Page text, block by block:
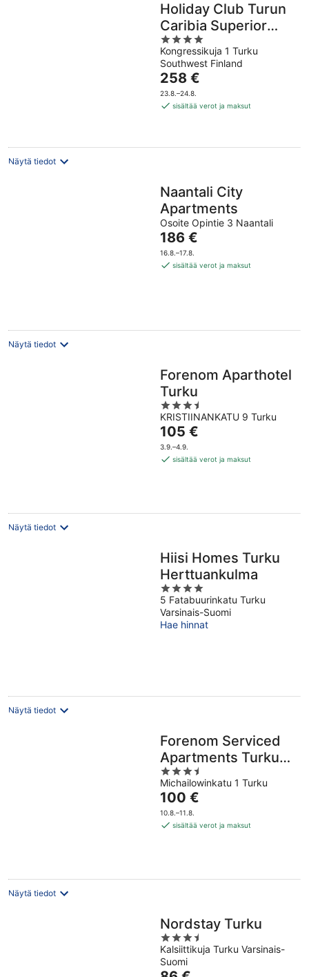
Holiday Club Turun
Caribia Superior
Apartments
4
out
of
5
Kongressikuja 1 Turku
Southwest Finland
Hinta
on
258 €
258 €
23.8.–24.8.
sisältää verot ja maksut
Näytä tiedot
Naantali City
Apartments
Osoite Opintie 3 Naantali
Hinta
on
186 €
186 €
16.8.–17.8.
sisältää verot ja maksut
Näytä tiedot
Forenom Aparthotel
Turku
3.5
out
of
5
KRISTIINANKATU 9 Turku
Hinta
on
105 €
105 €
3.9.–4.9.
sisältää verot ja maksut
Näytä tiedot
Hiisi Homes Turku
Herttuankulma
4
out
of
5
5 Fatabuurinkatu Turku
Varsinais-Suomi
Hae hinnat
Näytä tiedot
Forenom Serviced
Apartments Turku
Kakolanmäki
3.5
out
of
5
Michailowinkatu 1 Turku
Hinta
on
100 €
100 €
10.8.–11.8.
sisältää verot ja maksut
Näytä tiedot
Nordstay Turku
3.5
out
of
Kalsiittikuja Turku Varsinais-
Suomi
Hinta